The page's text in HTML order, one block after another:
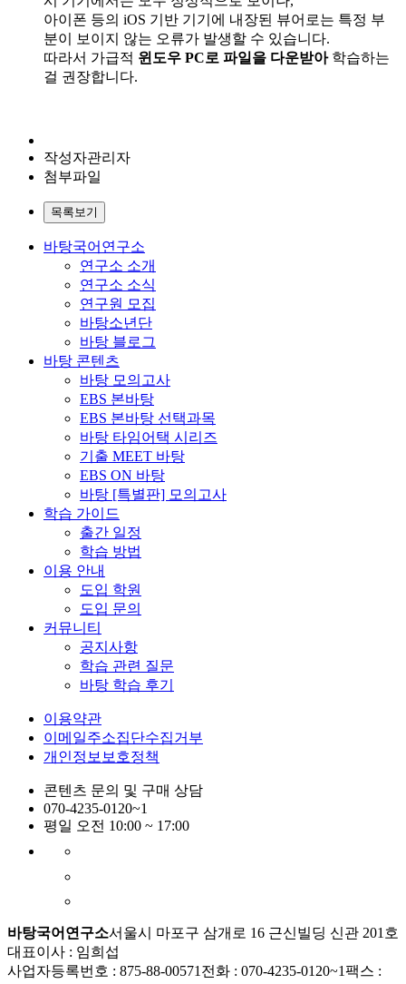
아이폰 등의 iOS 기반 기기에 내장된 뷰어로는 특정 부
분이 보이지 않는 오류가 발생할 수 있습니다.
따라서 가급적 윈도우 PC로 파일을 다운받아학습하는
걸 권장합니다.
작성자관리자
첨부파일
목록보기
바탕국어연구소
연구소 소개
연구소 소식
연구원 모집
바탕소년단
바탕 블로그
바탕 콘텐츠
바탕 모의고사
EBS 본바탕
EBS 본바탕 선택과목
바탕 타임어택 시리즈
기출 MEET 바탕
EBS ON 바탕
바탕 [특별판] 모의고사
학습 가이드
출간 일정
학습 방법
이용 안내
도입 학원
도입 문의
커뮤니티
공지사항
학습 관련 질문
바탕 학습 후기
이용약관
이메일주소집단수집거부
개인정보보호정책
콘텐츠 문의 및 구매 상담
070-4235-0120~1
평일 오전 10:00 ~ 17:00
바탕국어연구소서울시 마포구 삼개로 16 근신빌딩 신관 201호
대표이사 : 임희섭
사업자등록번호 : 875-88-00571 전화 : 070-4235-0120~1팩스 :